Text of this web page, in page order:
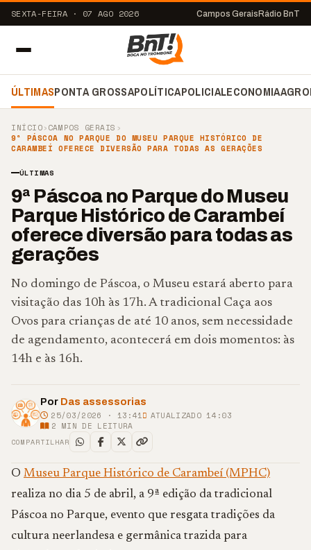
SEXTA-FEIRA · 07 AGO 2026 Campos Gerais Rádio BnT
ÚLTIMASPONTA GROSSAPOLÍTICAPOLICIALECONOMIA
INÍCIO›CAMPOS GERAIS ›
9ª PÁSCOA NO PARQUE DO MUSEU PARQUE HISTÓRICO DE
CARAMBEÍ OFERECE DIVERSÃO PARA TODAS AS GERAÇÕES
ÚLTIMAS
9ª Páscoa no Parque do Museu
Parque Histórico de Carambeí
oferece diversão para todas as
gerações
No domingo de Páscoa, o Museu estará aberto para
visitação das 10h às 17h. A tradicional Caça aos
Ovos para crianças de até 10 anos, sem necessidade
de agendamento, acontecerá em dois momentos: às
14h e às 16h.
Por Das assessorias
25/03/2026 · 13:41
ATUALIZADO 14:03
2 MIN DE LEITURA
COMPARTILHAR
O Museu Parque Histórico de Carambeí (MPHC)
realiza no dia 5 de abril, a 9ª edição da tradicional
Páscoa no Parque, evento que resgata tradições da
cultura neerlandesa e germânica trazida para